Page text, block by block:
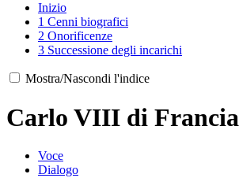
Inizio
1 Cenni biografici
2 Onorificenze
3 Successione degli incarichi
Mostra/Nascondi l'indice
Carlo VIII di Francia
Voce
Dialogo